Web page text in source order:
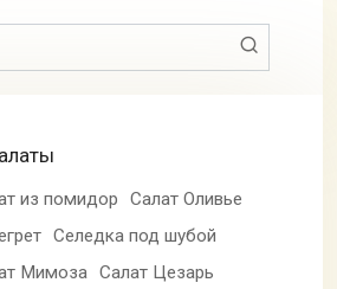
из помидор
Салат Оливье
Селедка под шубой
Мимоза Салат Цезарь